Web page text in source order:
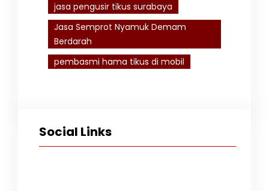
jasa pengusir tikus surabaya
Jasa Semprot Nyamuk Demam
Berdarah
pembasmi hama tikus di mobil
Social Links